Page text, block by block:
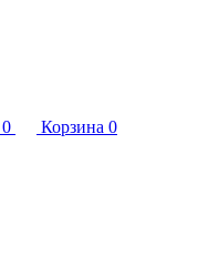
0 Корзина 0